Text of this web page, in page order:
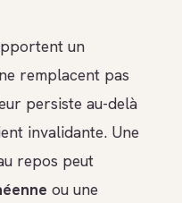
un
remplacent pas
persiste au-delà
invalidante. Une
repos peut
ou une